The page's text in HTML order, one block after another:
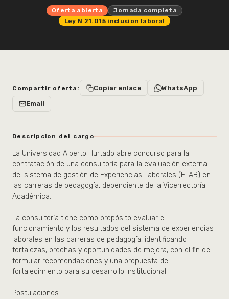
Oferta abierta
Jornada completa
Ley N 21.015 inclusion laboral
Compartir oferta: Copiar enlace WhatsApp
Email
Descripcion del cargo
La Universidad Alberto Hurtado abre concurso para la
contratación de una consultoría para la evaluación externa
del sistema de gestión de Experiencias Laborales (ELAB) en
las carreras de pedagogía, dependiente de la Vicerrectoría
Académica.
La consultoría tiene como propósito evaluar el
funcionamiento y los resultados del sistema de experiencias
laborales en las carreras de pedagogía, identificando
fortalezas, brechas y oportunidades de mejora, con el fin de
formular recomendaciones y una propuesta de
fortalecimiento para su desarrollo institucional.
Postulaciones